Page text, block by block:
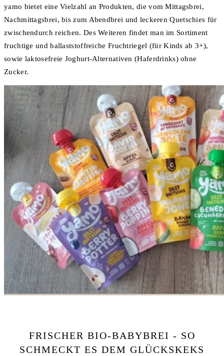
yamo bietet eine Vielzahl an Produkten, die vom Mittagsbrei,
Nachmittagsbrei, bis zum Abendbrei und leckeren Quetschies für
zwischendurch reichen. Des Weiteren findet man im Sortiment
fruchtige und ballaststoffreiche Fruchtriegel (für Kinds ab 3+),
sowie laktosefreie Joghurt-Alternativen (Haferdrinks) ohne
Zucker.
FRISCHER BIO-BABYBREI - SO
SCHMECKT ES DEM GLÜCKSKEKS